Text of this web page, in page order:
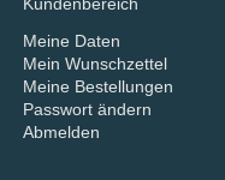
Meine Daten
Mein Wunschzettel
Meine Bestellungen
Passwort ändern
Abmelden